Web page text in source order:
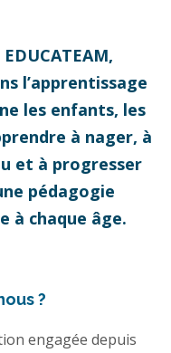
l’apprentissage
les enfants, les
à nager, à
et à progresser
pédagogie
à chaque âge.
?
engagée depuis